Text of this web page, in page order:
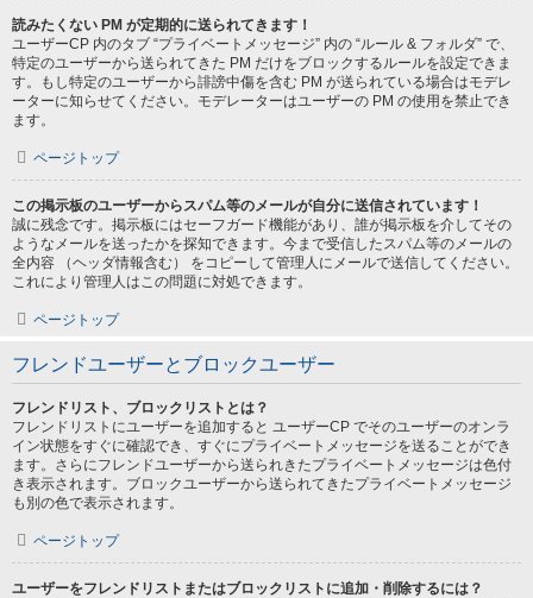
読みたくない PM が定期的に送られてきます！
ユーザーCP 内のタブ “プライベートメッセージ” 内の “ルール & フォルダ” で、
特定のユーザーから送られてきた PM だけをブロックするルールを設定できま
す。もし特定のユーザーから誹謗中傷を含む PM が送られている場合はモデレ
ーターに知らせてください。モデレーターはユーザーの PM の使用を禁止でき
ます。
ページトップ
この掲示板のユーザーからスパム等のメールが自分に送信されています！
誠に残念です。掲示板にはセーフガード機能があり、誰が掲示板を介してその
ようなメールを送ったかを探知できます。今まで受信したスパム等のメールの
全内容 （ヘッダ情報含む） をコピーして管理人にメールで送信してください。
これにより管理人はこの問題に対処できます。
ページトップ
フレンドユーザーとブロックユーザー
フレンドリスト、ブロックリストとは？
フレンドリストにユーザーを追加すると ユーザーCP でそのユーザーのオンラ
イン状態をすぐに確認でき、すぐにプライベートメッセージを送ることができ
ます。さらにフレンドユーザーから送られきたプライベートメッセージは色付
き表示されます。ブロックユーザーから送られてきたプライベートメッセージ
も別の色で表示されます。
ページトップ
ユーザーをフレンドリストまたはブロックリストに追加・削除するには？